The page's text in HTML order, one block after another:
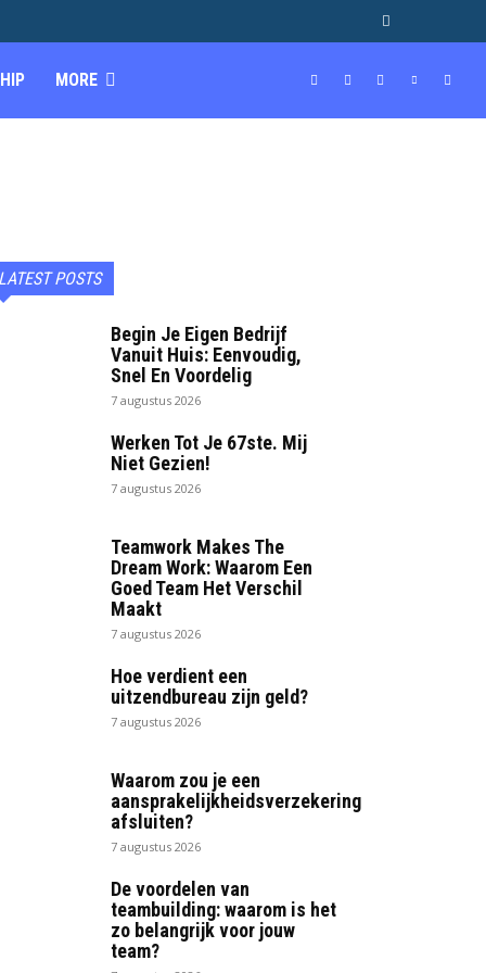
MORE
LATEST POSTS
Begin Je Eigen Bedrijf
Vanuit Huis: Eenvoudig,
Snel En Voordelig
7 augustus 2026
Werken Tot Je 67ste. Mij
Niet Gezien!
7 augustus 2026
Teamwork Makes The
Dream Work: Waarom Een
Goed Team Het Verschil
Maakt
7 augustus 2026
Hoe verdient een
uitzendbureau zijn geld?
7 augustus 2026
Waarom zou je een
aansprakelijkheidsverzekering
afsluiten?
7 augustus 2026
De voordelen van
teambuilding: waarom is het
zo belangrijk voor jouw
team?